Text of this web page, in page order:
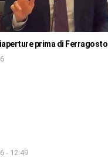
prima di Ferragosto
- 12:49